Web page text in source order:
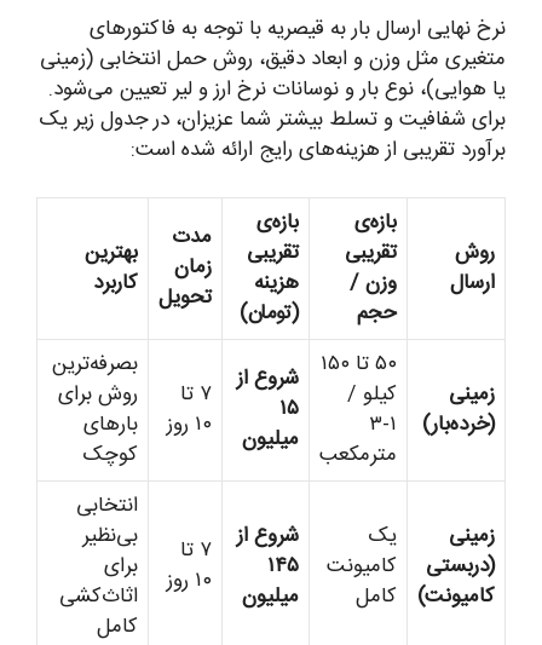
نرخ نهایی ارسال بار به قیصریه با توجه به فاکتورهای
متغیری مثل وزن و ابعاد دقیق، روش حمل انتخابی (زمینی
یا هوایی)، نوع بار و نوسانات نرخ ارز و لیر تعیین می‌شود.
برای شفافیت و تسلط بیشتر شما عزیزان، در جدول زیر یک
برآورد تقریبی از هزینه‌های رایج ارائه شده است:
روش
ارسال
بازه‌ی
تقریبی
وزن /
حجم
بازه‌ی
تقریبی
هزینه
(تومان)
مدت
زمان
تحویل
بهترین
کاربرد
زمینی
(خرده‌بار)
۵۰ تا ۱۵۰
کیلو /
۱-۳
مترمکعب
شروع از
۱۵
میلیون
۷ تا
۱۰ روز
بصرفه‌ترین
روش برای
بارهای
کوچک
زمینی
(دربستی
کامیونت)
یک
کامیونت
کامل
شروع از
۱۴۵
میلیون
۷ تا
۱۰ روز
انتخابی
بی‌نظیر
برای
اثاث‌کشی
کامل